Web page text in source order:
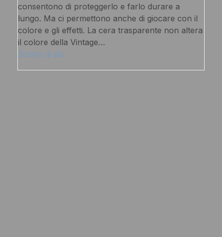
consentono di proteggerlo e farlo durare a
lungo. Ma ci permettono anche di giocare con il
colore e gli effetti. La cera trasparente non altera
il colore della Vintage…
Scopri di più